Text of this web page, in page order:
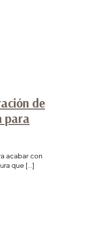
de
para
acabar con
que […]